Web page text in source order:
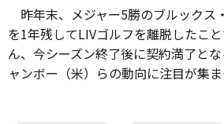
昨年末、メジャー5勝のブルックス
を1年残してLIVゴルフを離脱したこ
ん、今シーズン終了後に契約満了と
ャンボー（米）らの動向に注目が集ま